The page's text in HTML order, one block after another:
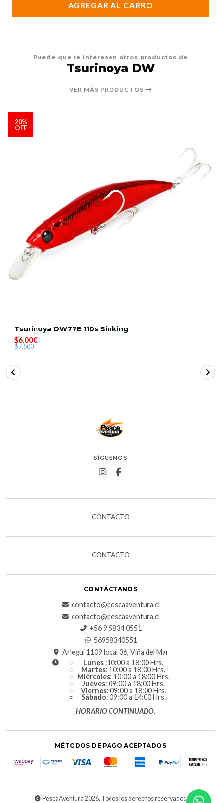
AGREGAR AL CARRO
Puede que te interesen otros productos de
Tsurinoya DW
VER MÁS PRODUCTOS
20%
OFF
Tsurinoya DW77E 110s Sinking
$6.000
$7.500
SÍGUENOS
CONTACTO
CONTACTO
CONTÁCTANOS
contacto@pescaaventura.cl
contacto@pescaaventura.cl
+56 9 5834 0551
56958340551
Arlegui 1109 local 36, Viña del Mar
Lunes :10:00 a 18:00 Hrs.
Martes: 10:00 a 18:00 Hrs.
Miércoles: 10:00 a 18:00 Hrs.
Jueves: 09:00 a 18:00 Hrs.
Viernes: 09:00 a 18:00 Hrs.
Sábado: 09:00 a 14:00 Hrs.
HORARIO CONTINUADO.
MÉTODOS DE PAGO ACEPTADOS
PescaAventura 2026. Todos los derechos reservados.